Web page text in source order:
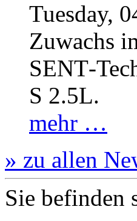
Tuesday,
Zuwachs
S 2.5L.
mehr …
» zu allen
Sie befinden